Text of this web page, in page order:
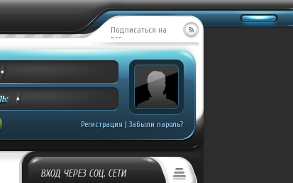
Подписаться на
RSS
Регистрация | Забыли пароль?
ВХОД ЧЕРЕЗ СОЦ. СЕТИ